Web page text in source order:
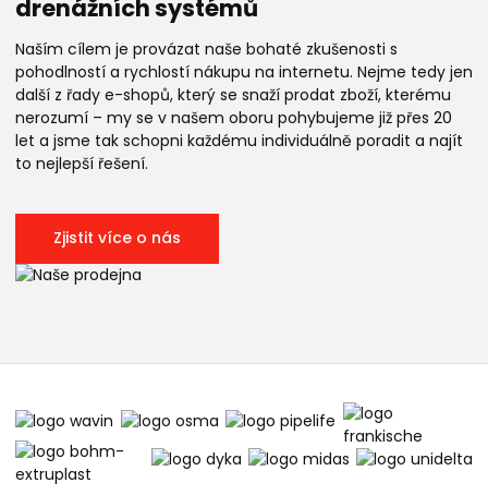
drenážních systémů
Naším cílem je provázat naše bohaté zkušenosti s
pohodlností a rychlostí nákupu na internetu. Nejme tedy jen
další z řady e-shopů, který se snaží prodat zboží, kterému
nerozumí – my se v našem oboru pohybujeme již přes 20
let a jsme tak schopni každému individuálně poradit a najít
to nejlepší řešení.
Zjistit více o nás